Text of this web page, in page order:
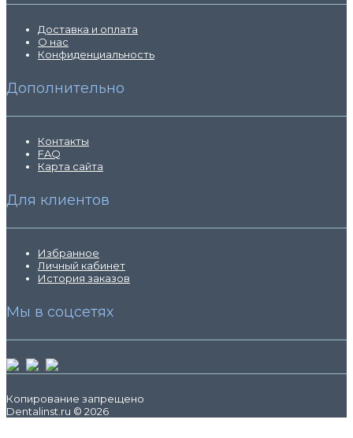
Доставка и оплата
О нас
Конфиденциальность
Дополнительно
Контакты
FAQ
Карта сайта
Для клиентов
Избранное
Личный кабинет
История заказов
Мы в соцсетях
Копирование запрещено
Dentalinst.ru © 2026